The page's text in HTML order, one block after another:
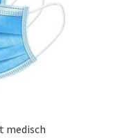
medisch